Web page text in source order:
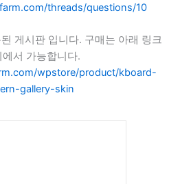
threads/questions/10
게시판 입니다. 구매는 아래 링크
서 가능합니다.
wpstore/product/kboard-
gallery-skin